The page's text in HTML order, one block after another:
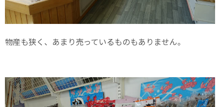
物産も狭く、あまり売っているものもありません。